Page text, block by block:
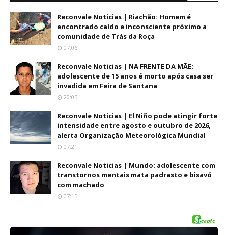
Reconvale Noticias | Riachão: Homem é
encontrado caído e inconsciente próximo a
comunidade de Trás da Roça
07:06
Reconvale Noticias | NA FRENTE DA MÃE:
adolescente de 15 anos é morto após casa ser
invadida em Feira de Santana
20:05
Reconvale Noticias | El Niño pode atingir forte
intensidade entre agosto e outubro de 2026,
alerta Organização Meteorológica Mundial
07:21
Reconvale Noticias | Mundo: adolescente com
transtornos mentais mata padrasto e bisavó
com machado
07:15